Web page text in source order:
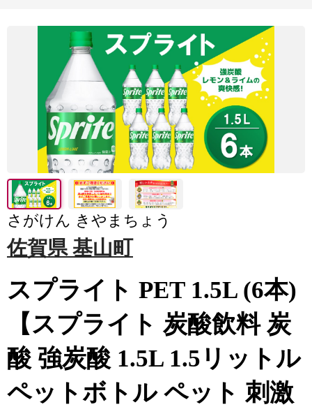
さがけん きやまちょう
佐賀県 基山町
スプライト PET 1.5L (6本)
【スプライト 炭酸飲料 炭
酸 強炭酸 1.5L 1.5リットル
ペットボトル ペット 刺激